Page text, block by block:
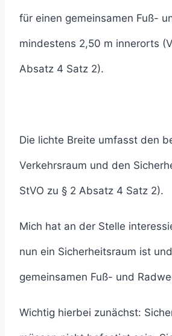
für einen gemeinsamen Fuß-
mindestens 2,50 m innerorts
Absatz 4 Satz 2).
Die lichte Breite umfasst den
Verkehrsraum und den
StVO zu § 2 Absatz 4 Satz 2).
Mich hat an der Stelle
nun ein Sicherheitsraum ist
gemeinsamen Fuß- und
Wichtig hierbei zunächst: